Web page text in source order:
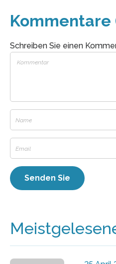
Kommentare
Schreiben Sie einen